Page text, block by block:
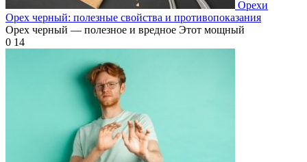
Орехи
Орех черный: полезные свойства и противопоказания
Орех черный — полезное и вредное Этот мощный
0 14